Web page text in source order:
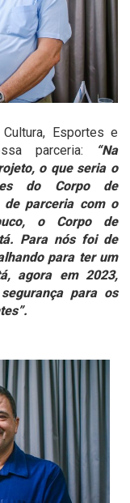
Esportes e
parceria:
“Na
o que seria o
do Corpo de
de parceria com o
o Corpo de
Para nós foi de
para ter um
agora em 2023,
para os